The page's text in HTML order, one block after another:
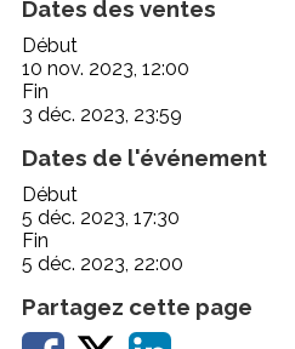
Dates des ventes
Début
10 nov. 2023, 12:00
Fin
3 déc. 2023, 23:59
Dates de l'événement
Début
5 déc. 2023, 17:30
Fin
5 déc. 2023, 22:00
Partagez cette page